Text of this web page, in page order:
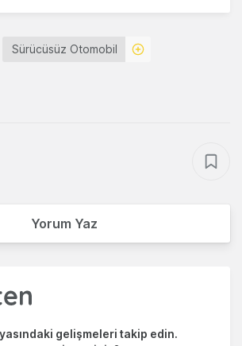
Sürücüsüz Otomobil
Yorum Yaz
gelişmeleri takip edin.